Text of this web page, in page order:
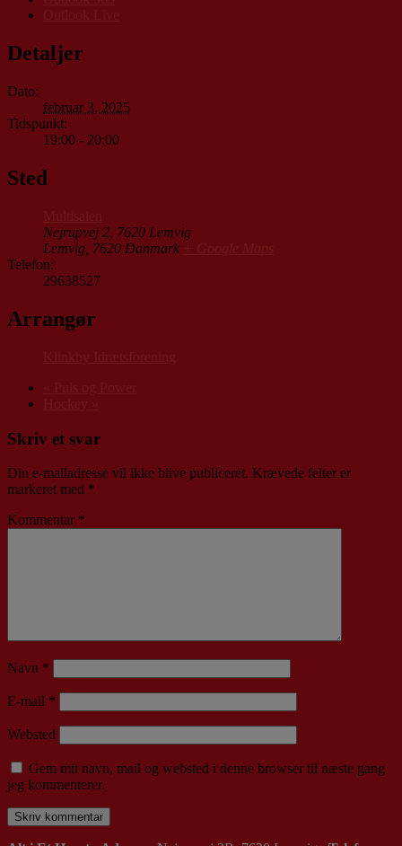
Detaljer
Dato:
februar 3, 2025
Tidspunkt:
19:00 - 20:00
Sted
Nejrupvej 2, 7620 Lemvig
Lemvig 7620 Danmark
Telefon:
29638527
Arrangør
Skriv et svar
Din e-mailadresse vil ikke blive publiceret. Krævede felter er
markeret med *
Kommentar *
Navn *
E-mail *
Websted
Gem mit navn, mail og websted i denne browser til næste gang
jeg kommenterer.